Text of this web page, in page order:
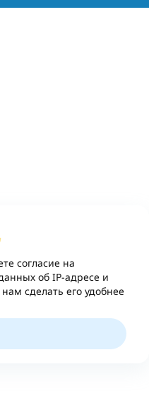
согласие на
об IP-адресе и
сделать его удобнее